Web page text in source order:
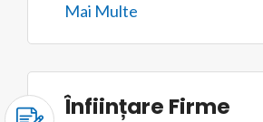
Mai Multe
Înființare Firme